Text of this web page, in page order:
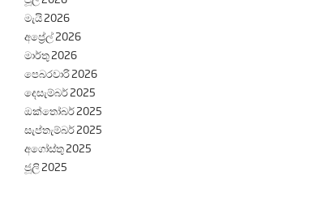
මැයි 2026
අප්‍රේල් 2026
මාර්තු 2026
පෙබරවාරි 2026
දෙසැම්බර් 2025
ඔක්තෝබර් 2025
සැප්තැම්බර් 2025
අගෝස්තු 2025
ජූලි 2025